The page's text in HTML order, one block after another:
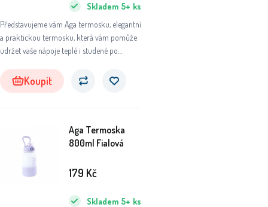
Představujeme vám Aga termosku, elegantní
a praktickou termosku, která vám pomůže
udržet vaše nápoje teplé i studené po
přírody, do práce nebo na sportovní aktivity,
tato termoska se stane vaším
Skladem 5+ ks
Koupit
Aga Termoska
800ml Fialová
Skladem 5+ ks
179 Kč